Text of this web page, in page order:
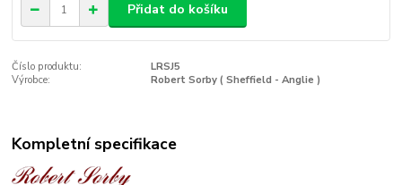
Přidat do košíku
Číslo produktu:
LRSJ5
Výrobce:
Robert Sorby ( Sheffield - Anglie )
Kompletní specifikace